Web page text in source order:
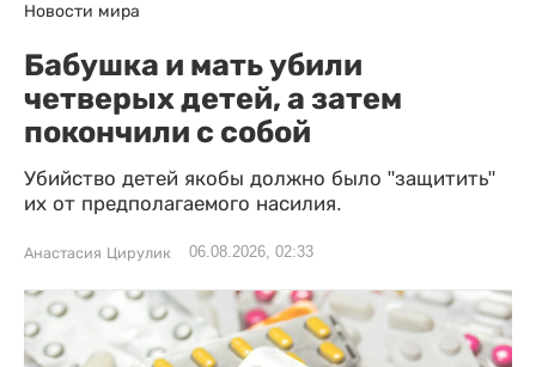
Новости мира
Бабушка и мать убили
четверых детей, а затем
покончили с собой
Убийство детей якобы должно было "защитить"
их от предполагаемого насилия.
Анастасия Цирулик 06.08.2026, 02:33